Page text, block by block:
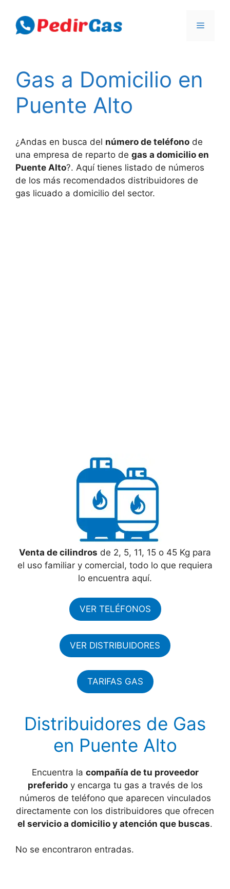
content
Menu
Gas a Domicilio en
Puente Alto
¿Andas en busca del número de teléfono de
una empresa de reparto de gas a domicilio en
Puente Alto?. Aquí tienes listado de números
de los más recomendados distribuidores de
gas licuado a domicilio del sector.
Venta de cilindros de 2, 5, 11, 15 o 45 Kg para
el uso familiar y comercial, todo lo que requiera
lo encuentra aquí.
VER TELÉFONOS
VER DISTRIBUIDORES
TARIFAS GAS
Distribuidores de Gas
en Puente Alto
Encuentra la compañía de tu proveedor
preferidoy encarga tu gas a través de los
números de teléfono que aparecen vinculados
directamente con los distribuidores que ofrecen
el servicio a domicilio y atención que buscas.
No se encontraron entradas.